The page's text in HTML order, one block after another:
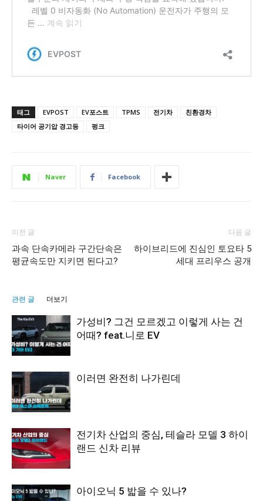
태그 EVPOST EV포스트 TPMS 전기차
친환경차
타이어 공기압 경고등
펑크
Naver Facebook
이전 글
과속 단속카메라 구간단속은
평균속도만 지키면 된다고?
다음 글
하이브리드에 진심인 토요타 5
세대 프리우스 공개
관련 글 더보기
가성비? 그건 모르겠고 이렇게 사는 건
어때? feat.니로 EV
이러면 완전히 나가린데
전기차 산업의 중심, 테슬라 모델 3 하이
랜드 신차 리뷰
아이오닉 5 밟을 수 있나?